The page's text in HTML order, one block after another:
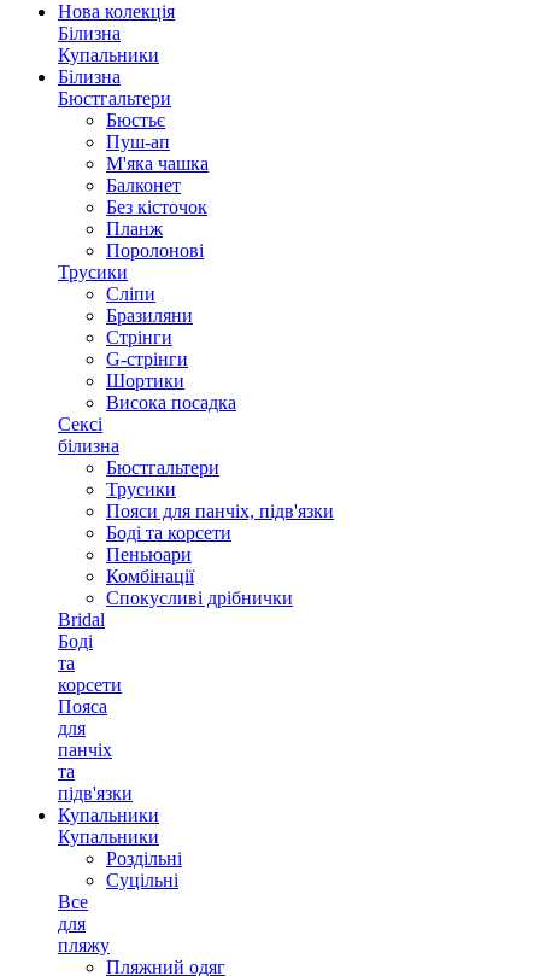
Нова колекція
Білизна
Купальники
Білизна
Бюстгальтери
Бюстьє
Пуш-ап
М'яка чашка
Балконет
Без кісточок
Планж
Поролонові
Трусики
Сліпи
Бразиляни
Стрінги
G-стрінги
Шортики
Висока посадка
Сексі
білизна
Бюстгальтери
Трусики
Пояси для панчіх, підв'язки
Боді та корсети
Пеньюари
Комбінації
Спокусливі дрібнички
Bridal
Боді
та
корсети
Пояса
для
панчіх
та
підв'язки
Купальники
Купальники
Роздільні
Суцільні
Все
для
пляжу
Пляжний одяг